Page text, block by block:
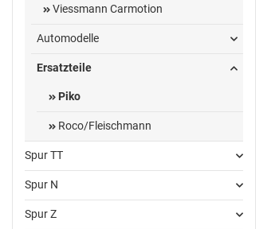
Viessmann Carmotion
Automodelle
Ersatzteile
Piko
Roco/Fleischmann
Spur TT
Spur N
Spur Z